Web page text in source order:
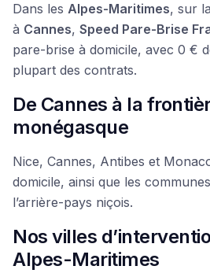
Dans les Alpes-Maritimes, sur
à Cannes, Speed Pare-Brise
pare-brise à domicile, avec 0 €
plupart des contrats.
De Cannes à la
monégasque
Nice, Cannes, Antibes et
domicile, ainsi que les
l’arrière-pays niçois.
Nos villes
Alpes-Maritimes